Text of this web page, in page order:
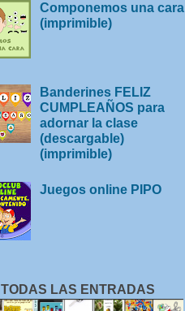
Componemos una cara
(imprimible)
Banderines FELIZ
CUMPLEAÑOS para
adornar la clase
(descargable)
(imprimible)
Juegos online PIPO
TODAS LAS ENTRADAS